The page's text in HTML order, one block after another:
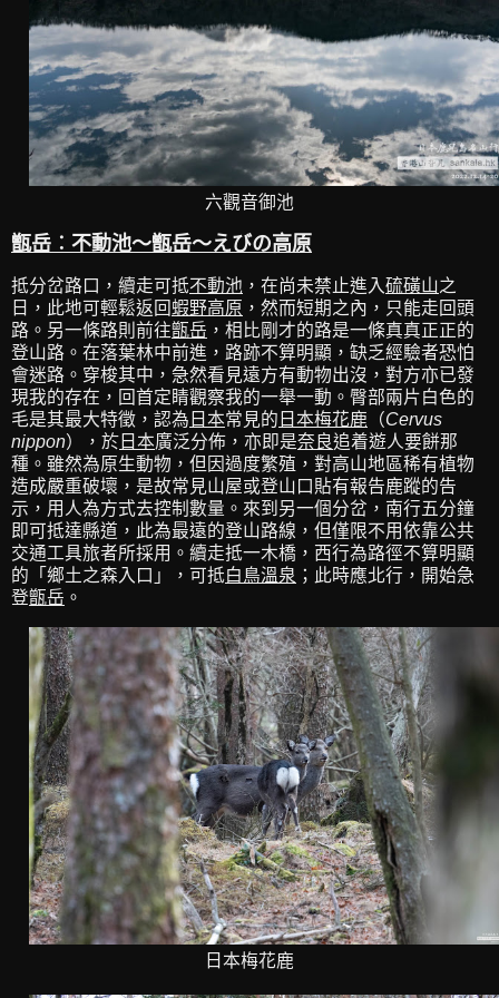
六觀音御池
甑岳︰不動池～甑岳～えびの高原
抵分岔路口，續走可抵不動池 ，在尚未禁止進入硫磺山之
日，此地可輕鬆返回 蝦野高原 ，然而短期之內，只能走回頭
路。另一條路則前往甑岳 ，相比剛才的路是一條真真正正的
登山路。在落葉林中前進，路跡不算明顯，缺乏經驗者恐怕
會迷路。穿梭其中，急然看見遠方有動物出沒，對方亦已發
現我的存在，回首定睛觀察我的一舉一動。臀部兩片白色的
毛是其最大特徵，認為 日本常見的 日本梅花鹿 （Cervus
nippon），於 日本廣泛分佈，亦即是奈良追着遊人要餅那
種。雖然為原生動物，但因過度繁殖，對高山地區稀有植物
造成嚴重破壞，是故常見山屋或登山口貼有報告鹿蹤的告
示，用人為方式去控制數量。來到另一個分岔，南行五分鐘
即可抵達縣道，此為最遠的登山路線，但僅限不用依靠公共
交通工具旅者所採用。續走抵一木橋，西行為路徑不算明顯
的「鄉土之森入口」，可抵白鳥溫泉 ；此時應北行，開始急
登甑岳 。
日本梅花鹿